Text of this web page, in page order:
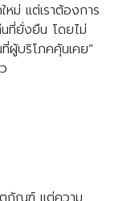
หม่ แต่เราต้องการ
ที่ยั่งยืน โดยไม่
ผู้บริโภคคุ้นเคย”